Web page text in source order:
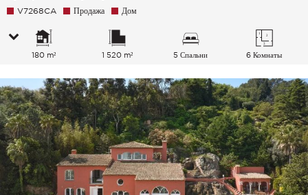
V7268CA Продажа Дом
180 m² 1 520 m² 5 Спальни 6 Комнаты